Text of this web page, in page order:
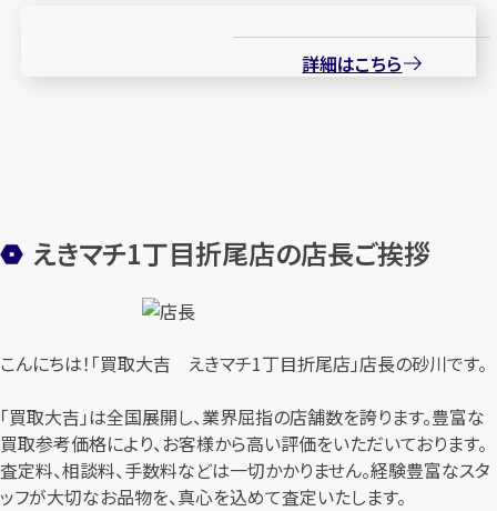
詳細はこちら
えきマチ1丁目折尾店の店長ご挨拶
こんにちは！「買取大吉 えきマチ1丁目折尾店」店長の砂川です。
「買取大吉」は全国展開し、業界屈指の店舗数を誇ります。豊富な
買取参考価格により、お客様から高い評価をいただいております。
査定料、相談料、手数料などは一切かかりません。経験豊富なスタ
ッフが大切なお品物を、真心を込めて査定いたします。